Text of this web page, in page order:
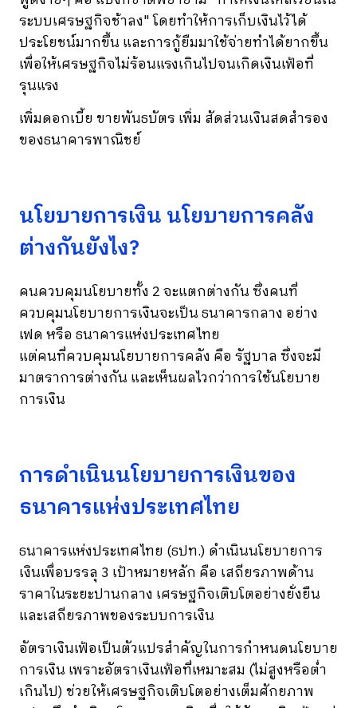
ระบบเศรษฐกิจช้าลง" โดยทำให้การเก็บเงินไว้ได้
ประโยชน์มากขึ้น และการกู้ยืมมาใช้จ่ายทำได้ยากขึ้น
เพื่อให้เศรษฐกิจไม่ร้อนแรงเกินไปจนเกิดเงินเฟ้อที่
รุนแรง
เพิ่มดอกเบี้ย ขายพันธบัตร เพิ่ม สัดส่วนเงินสดสำรอง
ของธนาคารพาณิชย์
นโยบายการเงิน นโยบายการคลัง
ต่างกันยังไง?
คนควบคุมนโยบายทั้ง 2 จะแตกต่างกัน ซึ่งคนที่
ควบคุมนโยบายการเงินจะเป็น ธนาคารกลาง อย่าง
เฟด หรือ ธนาคารแห่งประเทศไทย
แต่คนที่ควบคุมนโยบายการคลัง คือ รัฐบาล ซึ่งจะมี
มาตราการต่างกัน และเห็นผลไวกว่าการใช้นโยบาย
การเงิน
การดำเนินนโยบายการเงินของ
ธนาคารแห่งประเทศไทย
ธนาคารแห่งประเทศไทย (ธปท.) ดำเนินนโยบายการ
เงินเพื่อบรรลุ 3 เป้าหมายหลัก คือ เสถียรภาพด้าน
ราคาในระยะปานกลาง เศรษฐกิจเติบโตอย่างยั่งยืน
และเสถียรภาพของระบบการเงิน
อัตราเงินเฟ้อเป็นตัวแปรสำคัญในการกำหนดนโยบาย
การเงิน เพราะอัตราเงินเฟ้อที่เหมาะสม (ไม่สูงหรือต่ำ
เกินไป) ช่วยให้เศรษฐกิจเติบโตอย่างเต็มศักยภาพ